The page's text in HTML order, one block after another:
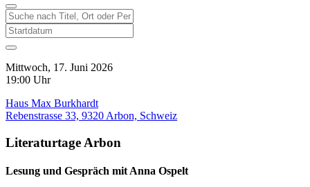
Mittwoch, 17. Juni 2026
19:00 Uhr
Haus Max Burkhardt
Rebenstrasse 33, 9320 Arbon, Schweiz
Literaturtage Arbon
Lesung und Gespräch mit Anna Ospelt